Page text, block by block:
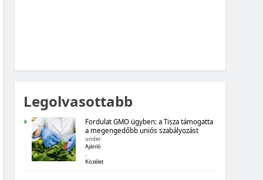
ÁLLAMADÓSSÁG
Legolvasottabb
Fordulat GMO ügyben: a Tisza támogatta
a megengedőbb uniós szabályozást
under
Ajánló
Közélet